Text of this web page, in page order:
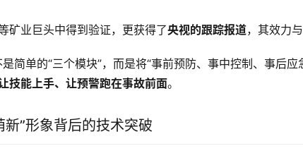
矿业巨头中得到验证，更获得了央视的跟踪报道，其效力
是简单的“三个模块”，而是将“事前预防、事中控制、事后
技能上手、让预警跑在事故前面。
新”形象背后的技术突破